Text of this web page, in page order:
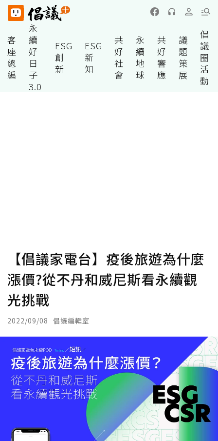
客
座
總
編
永
續
好
日
子
3.0
ESG
創
新
ESG
新
知
共
好
社
會
永
續
地
球
共
好
響
應
議
題
策
展
倡
議
圈
活
動
【倡議家電台】疫後旅遊為什麼
漲價?從不丹和威尼斯看永續觀
光挑戰
2022/09/08 倡議編輯室